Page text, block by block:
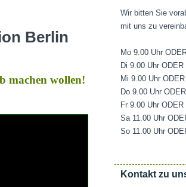
Berlin
machen wollen!
Wir bitten Sie
mit uns zu
Mo 9.00 Uhr
Di 9.00 Uhr ODER
Mi 9.00 Uhr
Do 9.00 Uhr
Fr 9.00 Uhr ODER
Sa 11.00 Uhr
So 11.00 Uhr
Kontakt zu